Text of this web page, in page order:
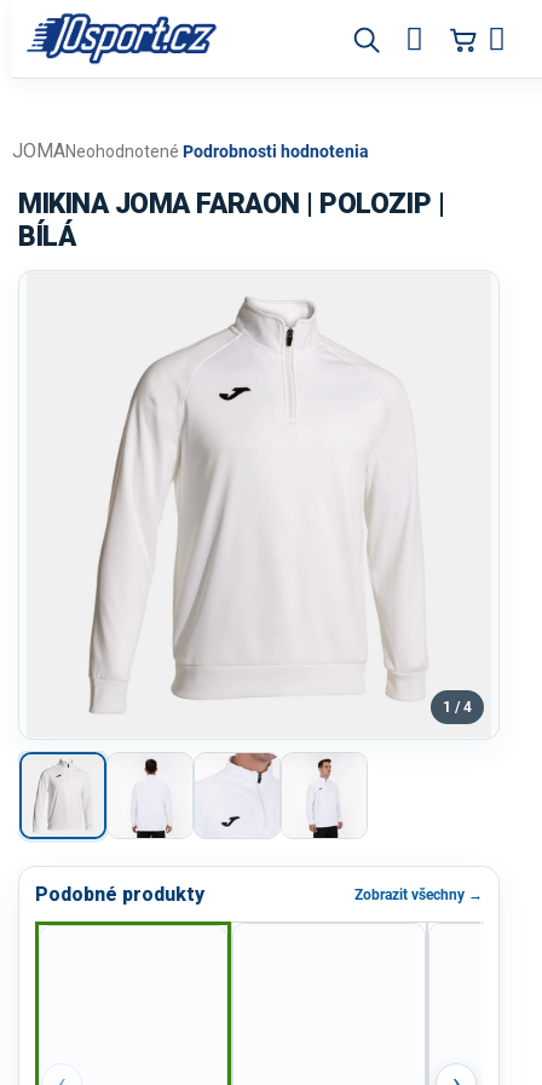
obsah
Priemerné
produktu
je
0,0
Neohodnotené Podrobnosti hodnotenia
JOMA
MIKINA JOMA FARAON | POLOZIP |
BÍLÁ
1 / 4
Podobné produkty Zobrazit všechny →